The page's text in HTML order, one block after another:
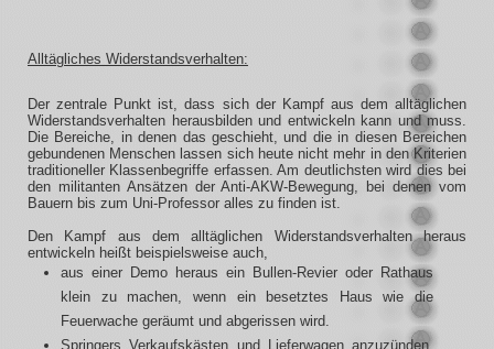
Alltägliches Widerstandsverhalten:
Der zentrale Punkt ist, dass sich der Kampf aus dem alltäglichen
Widerstandsverhalten herausbilden und entwickeln kann und muss.
Die Bereiche, in denen das geschieht, und die in diesen Bereichen
gebundenen Menschen lassen sich heute nicht mehr in den Kriterien
traditioneller Klassenbegriffe erfassen. Am deutlichsten wird dies bei
den militanten Ansätzen der Anti-AKW-Bewegung, bei denen vom
Bauern bis zum Uni-Professor alles zu finden ist.
Den Kampf aus dem alltäglichen Widerstandsverhalten heraus
entwickeln heißt beispielsweise auch,
aus einer Demo heraus ein Bullen-Revier oder Rathaus
klein zu machen, wenn ein besetztes Haus wie die
Feuerwache geräumt und abgerissen wird.
Springers Verkaufskästen und Lieferwagen anzuzünden,